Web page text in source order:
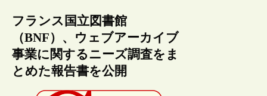
フランス国立図書館
（BNF）、ウェブアーカイブ
事業に関するニーズ調査をま
とめた報告書を公開